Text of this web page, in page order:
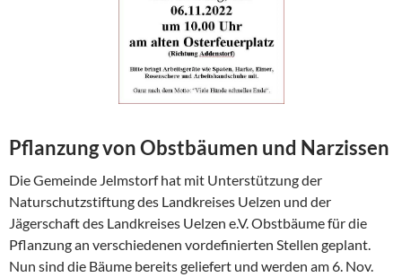
Pflanzung von Obstbäumen und Narzissen
Die Gemeinde Jelmstorf hat mit Unterstützung der
Naturschutzstiftung des Landkreises Uelzen und der
Jägerschaft des Landkreises Uelzen e.V. Obstbäume für die
Pflanzung an verschiedenen vordefinierten Stellen geplant.
Nun sind die Bäume bereits geliefert und werden am 6. Nov.